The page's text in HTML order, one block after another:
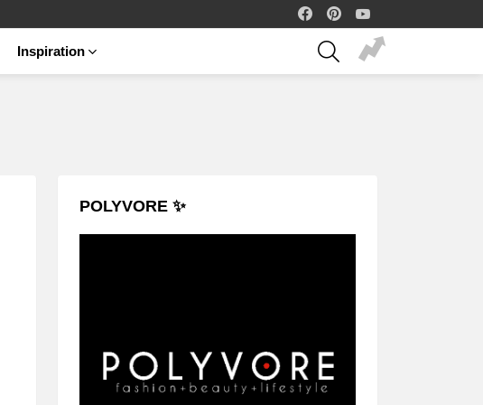
facebook
Inspiration
SEARCH
POLYVORE ✨